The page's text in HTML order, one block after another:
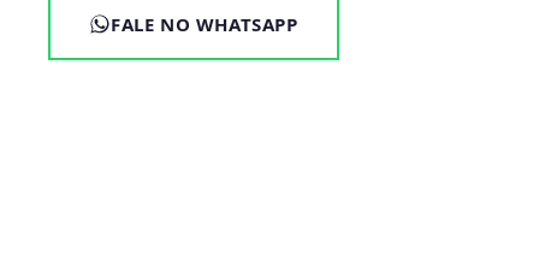
FALE NO WHATSAPP